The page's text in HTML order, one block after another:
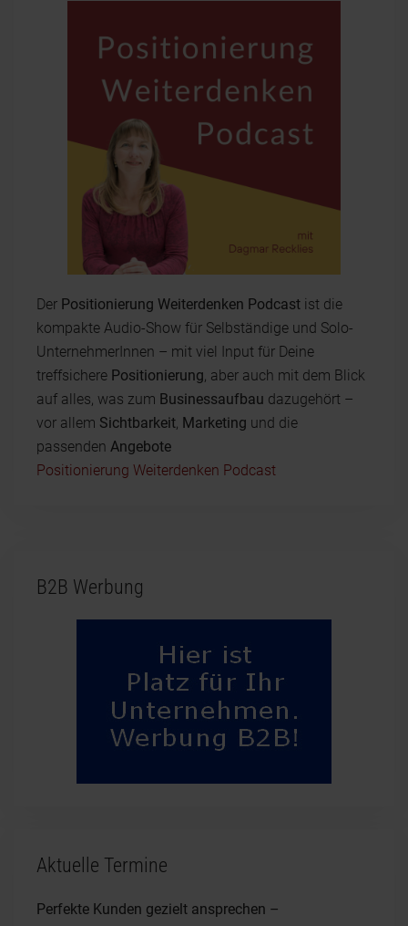
Der Positionierung Weiterdenken Podcast ist die
kompakte Audio-Show für Selbständige und Solo-
UnternehmerInnen – mit viel Input für Deine
treffsichere Positionierung , aber auch mit dem Blick
auf alles, was zum Businessaufbau dazugehört –
vor allem Sichtbarkeit Marketing und die
passenden Angebote
Positionierung Weiterdenken Podcast
B2B Werbung
Aktuelle Termine
Perfekte Kunden gezielt ansprechen –